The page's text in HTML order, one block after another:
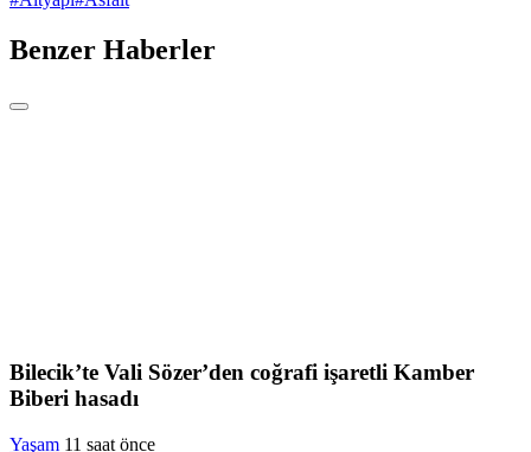
Benzer Haberler
Bilecik’te Vali Sözer’den coğrafi işaretli Kamber
Biberi hasadı
Yaşam 11 saat önce